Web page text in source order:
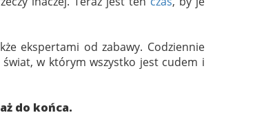
ekspertami od zabawy. Codziennie
świat, w którym wszystko jest cudem i
do końca.